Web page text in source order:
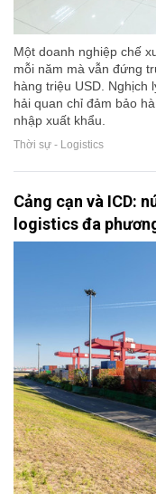
Một doanh nghiệp chế
mỗi năm mà vẫn đứng
hàng triệu USD. Nghịch
hải quan chỉ đảm bảo
nhập xuất khẩu.
Thời sự - Logistics
Cảng cạn và ICD:
logistics đa